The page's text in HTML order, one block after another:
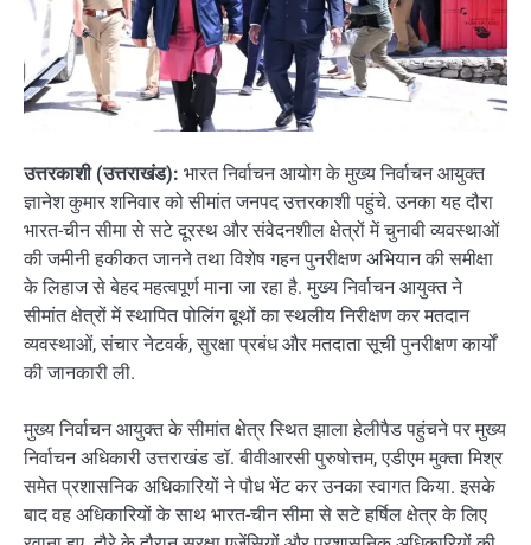
उत्तरकाशी (उत्तराखंड): भारत निर्वाचन आयोग के मुख्य निर्वाचन आयुक्त
ज्ञानेश कुमार शनिवार को सीमांत जनपद उत्तरकाशी पहुंचे. उनका यह दौरा
भारत-चीन सीमा से सटे दूरस्थ और संवेदनशील क्षेत्रों में चुनावी व्यवस्थाओं
की जमीनी हकीकत जानने तथा विशेष गहन पुनरीक्षण अभियान की समीक्षा
के लिहाज से बेहद महत्वपूर्ण माना जा रहा है. मुख्य निर्वाचन आयुक्त ने
सीमांत क्षेत्रों में स्थापित पोलिंग बूथों का स्थलीय निरीक्षण कर मतदान
व्यवस्थाओं, संचार नेटवर्क, सुरक्षा प्रबंध और मतदाता सूची पुनरीक्षण कार्यों
की जानकारी ली.
मुख्य निर्वाचन आयुक्त के सीमांत क्षेत्र स्थित झाला हेलीपैड पहुंचने पर मुख्य
निर्वाचन अधिकारी उत्तराखंड डॉ. बीवीआरसी पुरुषोत्तम, एडीएम मुक्ता मिश्र
समेत प्रशासनिक अधिकारियों ने पौध भेंट कर उनका स्वागत किया. इसके
बाद वह अधिकारियों के साथ भारत-चीन सीमा से सटे हर्षिल क्षेत्र के लिए